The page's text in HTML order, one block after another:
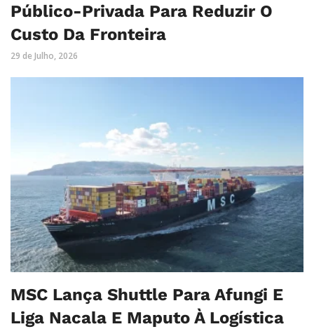
Público-Privada Para Reduzir O
Custo Da Fronteira
29 de Julho, 2026
MSC Lança Shuttle Para Afungi E
Liga Nacala E Maputo À Logística